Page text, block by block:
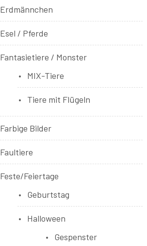
Erdmännchen
Esel / Pferde
Fantasietiere / Monster
MIX-Tiere
Tiere mit Flügeln
Farbige Bilder
Faultiere
Feste/Feiertage
Geburtstag
Halloween
Gespenster